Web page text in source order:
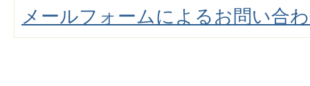
メールフォームによるお問い合